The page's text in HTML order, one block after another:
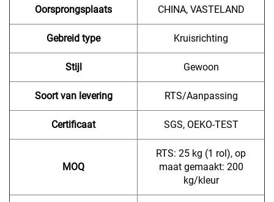
Oorsprongsplaats CHINA, VASTELAND
Gebreid type Kruisrichting
Stijl Gewoon
Soort van levering RTS/Aanpassing
Certificaat SGS, OEKO-TEST
MOQ
RTS: 25 kg (1 rol), op
maat gemaakt: 200
kg/kleur